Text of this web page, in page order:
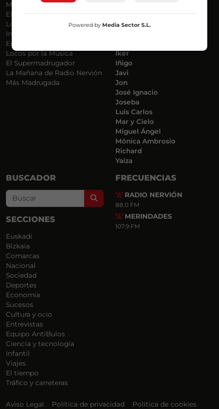
Más Música
El Madrugador
Lo Más Nuevo
Informativos
En Ruta
Locos por la Música
El Supermadrugador
La Mañana de Radio Nervión
Más Madrugada
Dani
Eduardo
Iker
Iñigo
Javi
Jon
José Ignacio
Joseba
Luis Carlos
Mar y Cielo
Miguel Ángel
Mónica Ambrosio
Richard
Yaiza
BUSCADOR
Search
SECCIONES
Euskadi
Bizkaia
Comarcas
Nacional
Sociedad
Deportes
Economía
Sucesos
Cultura y ocio
Entrevistas
Equipo AntiBulos
Ciencia y tecnología
Infantil
Viajes
El tiempo
Tráfico y carreteras
FRECUENCIAS
RADIO NERVIÓN
88.0 FM
MERINDADES
107.9 FM
Aviso Legal Política de privacidad Política de cookies
Powered by Media Sector S.L.